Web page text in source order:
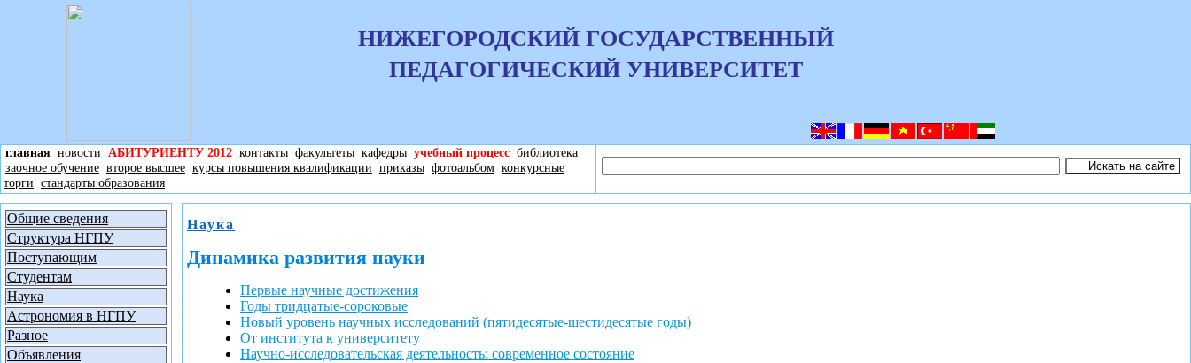
НИЖЕГОРОДСКИЙ ГОСУДАРСТВЕННЫЙ
ПЕДАГОГИЧЕСКИЙ УНИВЕРСИТЕТ
главная новости АБИТУРИЕНТУ 2012 контакты факультеты кафедры учебный процесс библиотека
заочное обучение второе высшее курсы повышения квалификации приказы фотоальбом конкурсные
торги стандарты образования
Общие сведения
Структура НГПУ
Поступающим
Студентам
Наука
Астрономия в НГПУ
Разное
Объявления
Наука
Динамика развития науки
Первые научные достижения
Годы тридцатые-сороковые
Новый уровень научных исследований (пятидесятые-шестидесятые годы)
От института к университету
Научно-исследовательская деятельность: современное состояние